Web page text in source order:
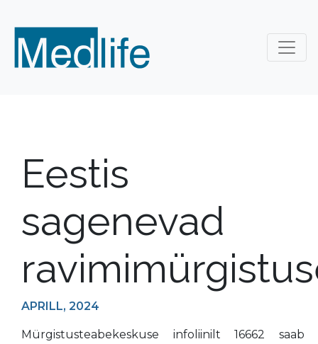
Eestis
sagenevad
APRILL, 2024
Mürgistusteabekeskuse infoliinilt 16662 saab